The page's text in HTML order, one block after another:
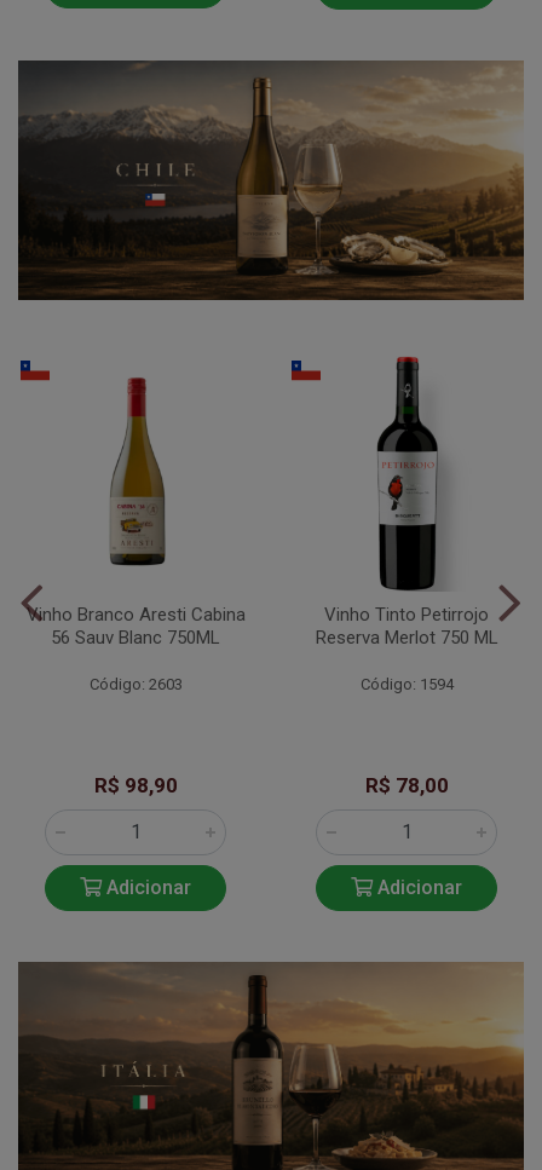
Vinho Branco Aresti Cabina
56 Sauv Blanc 750ML
Código: 2603
R$ 98,90
Adicionar
Vinho Tinto Petirrojo
Reserva Merlot 750 ML
Código: 1594
R$ 78,00
Adicionar